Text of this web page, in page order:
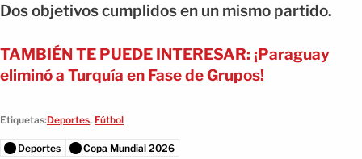
Dos objetivos cumplidos en un mismo partido.
TAMBIÉN TE PUEDE INTERESAR: ¡Paraguay
eliminó a Turquía en Fase de Grupos!
Etiquetas:Deportes, Fútbol
Deportes Copa Mundial 2026